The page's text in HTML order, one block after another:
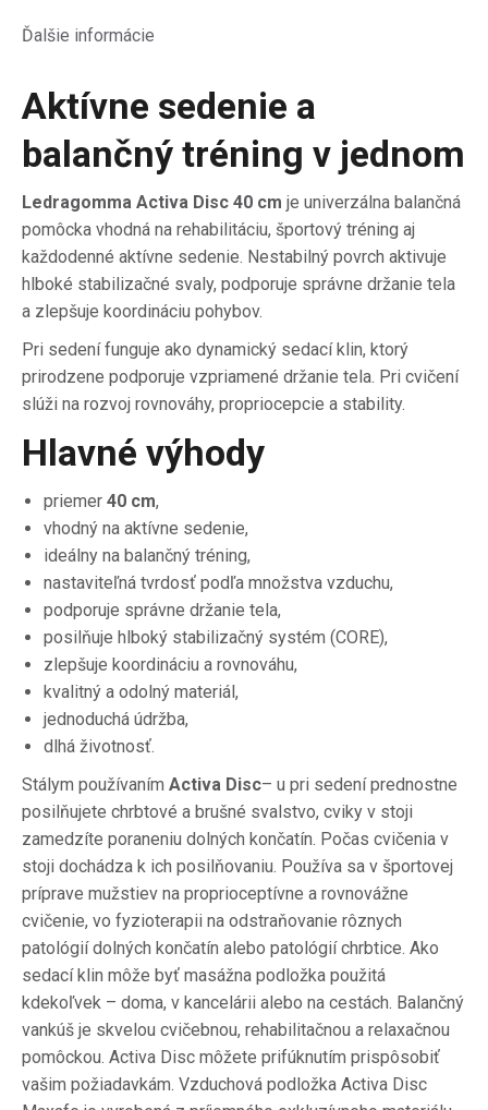
Ďalšie informácie
Aktívne sedenie a
balančný tréning v jednom
Ledragomma Activa Disc 40 cm je univerzálna balančná
pomôcka vhodná na rehabilitáciu, športový tréning aj
každodenné aktívne sedenie. Nestabilný povrch aktivuje
hlboké stabilizačné svaly, podporuje správne držanie tela
a zlepšuje koordináciu pohybov.
Pri sedení funguje ako dynamický sedací klin, ktorý
prirodzene podporuje vzpriamené držanie tela. Pri cvičení
slúži na rozvoj rovnováhy, propriocepcie a stability.
Hlavné výhody
priemer 40 cm,
vhodný na aktívne sedenie,
ideálny na balančný tréning,
nastaviteľná tvrdosť podľa množstva vzduchu,
podporuje správne držanie tela,
posilňuje hlboký stabilizačný systém (CORE),
zlepšuje koordináciu a rovnováhu,
kvalitný a odolný materiál,
jednoduchá údržba,
dlhá životnosť.
Stálym používaním Activa Disc– u pri sedení prednostne
posilňujete chrbtové a brušné svalstvo, cviky v stoji
zamedzíte poraneniu dolných končatín. Počas cvičenia v
stoji dochádza k ich posilňovaniu. Používa sa v športovej
príprave mužstiev na proprioceptívne a rovnovážne
cvičenie, vo fyzioterapii na odstraňovanie rôznych
patológií dolných končatín alebo patológií chrbtice. Ako
sedací klin môže byť masážna podložka použitá
kdekoľvek – doma, v kancelárii alebo na cestách. Balančný
vankúš je skvelou cvičebnou, rehabilitačnou a relaxačnou
pomôckou. Activa Disc môžete prifúknutím prispôsobiť
vašim požiadavkám. Vzduchová podložka Activa Disc